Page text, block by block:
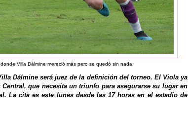
Villa Dálmine mereció más pero se quedó sin nada.
Dálmine será juez de la definición del torneo. El Viola ya
que necesita un triunfo para asegurarse su lugar en
La cita es este lunes desde las 17 horas en el estadio de